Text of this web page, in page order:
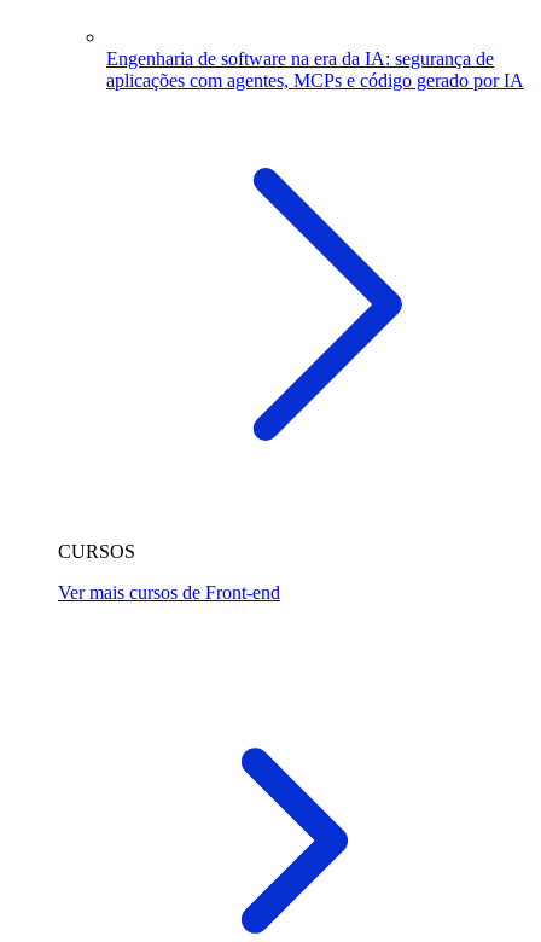
Engenharia de software na era da IA: segurança de
aplicações com agentes, MCPs e código gerado por IA
CURSOS
Ver mais cursos de Front-end